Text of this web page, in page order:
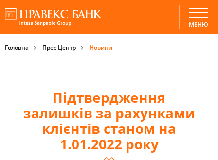
МЕНЮ
Головна Прес Центр Новини
Підтвердження
залишків за рахунками
клієнтів станом на
1.01.2022 року